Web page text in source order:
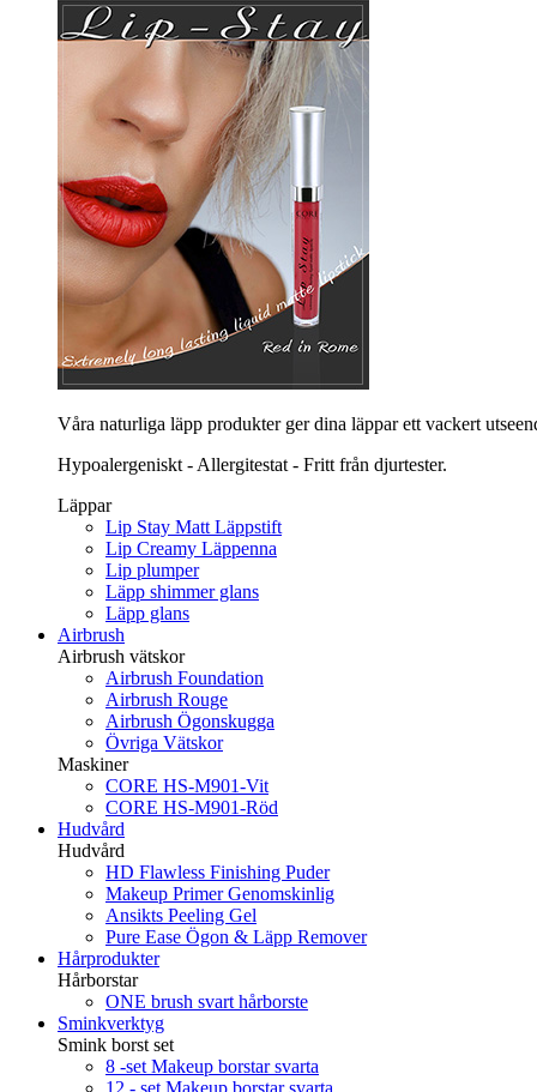
Våra naturliga läpp produkter ger dina läppar ett vackert
Hypoalergeniskt - Allergitestat - Fritt från djurtester.
Läppar
Lip Stay Matt Läppstift
Lip Creamy Läppenna
Lip plumper
Läpp shimmer glans
Läpp glans
Airbrush
Airbrush vätskor
Airbrush Foundation
Airbrush Rouge
Airbrush Ögonskugga
Övriga Vätskor
Maskiner
CORE HS-M901-Vit
CORE HS-M901-Röd
Hudvård
Hudvård
HD Flawless Finishing Puder
Makeup Primer Genomskinlig
Ansikts Peeling Gel
Pure Ease Ögon & Läpp Remover
Hårprodukter
Hårborstar
ONE brush svart hårborste
Sminkverktyg
Smink borst set
8 -set Makeup borstar svarta
12 - set Makeup borstar svarta